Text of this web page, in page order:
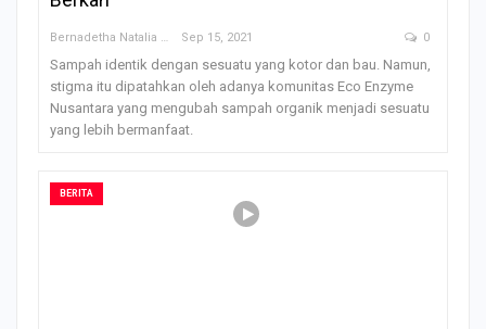
Bernadetha Natalia Saklil Sep 15, 2021 0
Sampah identik dengan sesuatu yang kotor dan bau. Namun,
stigma itu dipatahkan oleh adanya komunitas Eco Enzyme
Nusantara yang mengubah sampah organik menjadi sesuatu
yang lebih bermanfaat.
BERITA